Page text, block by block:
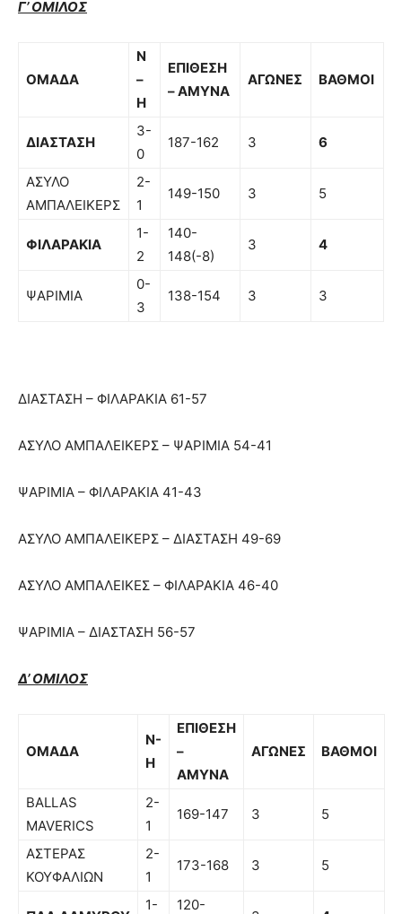
Γ’ ΟΜΙΛΟΣ
ΟΜΑΔΑ
Ν
–
Η
ΕΠΙΘΕΣΗ
– ΑΜΥΝΑ
ΑΓΩΝΕΣ ΒΑΘΜΟΙ
ΔΙΑΣΤΑΣΗ
3-
0
187-162 3 6
ΑΣΥΛΟ
ΑΜΠΑΛΕΙΚΕΡΣ
2-
1
149-150 3 5
ΦΙΛΑΡΑΚΙΑ
1-
2
140-
148(-8)
3 4
ΨΑΡΙΜΙΑ
0-
3
138-154 3 3
ΔΙΑΣΤΑΣΗ – ΦΙΛΑΡΑΚΙΑ 61-57
ΑΣΥΛΟ ΑΜΠΑΛΕΙΚΕΡΣ – ΨΑΡΙΜΙΑ 54-41
ΨΑΡΙΜΙΑ – ΦΙΛΑΡΑΚΙΑ 41-43
ΑΣΥΛΟ ΑΜΠΑΛΕΙΚΕΡΣ – ΔΙΑΣΤΑΣΗ 49-69
ΑΣΥΛΟ ΑΜΠΑΛΕΙΚΕΣ – ΦΙΛΑΡΑΚΙΑ 46-40
ΨΑΡΙΜΙΑ – ΔΙΑΣΤΑΣΗ 56-57
Δ’ ΟΜΙΛΟΣ
ΟΜΑΔΑ
Ν-
Η
ΕΠΙΘΕΣΗ
–
ΑΜΥΝΑ
ΑΓΩΝΕΣ ΒΑΘΜΟΙ
BALLAS
MAVERICS
2-
1
169-147 3 5
ΑΣΤΕΡΑΣ
ΚΟΥΦΑΛΙΩΝ
2-
1
173-168 3 5
1-
120-